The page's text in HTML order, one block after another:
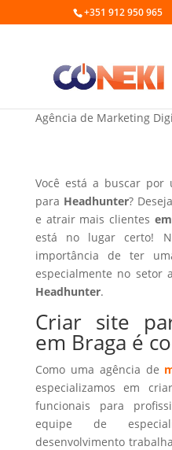
+351 912 950 965
Criar site para
Agência de Marketing
Você está a buscar por
para Headhunter?
e atrair mais clientes
está no lugar certo!
importância de ter
especialmente no setor
Headhunter.
Criar site
em Braga é
Como uma agência de
especializamos em
funcionais para
equipe de
desenvolvimento